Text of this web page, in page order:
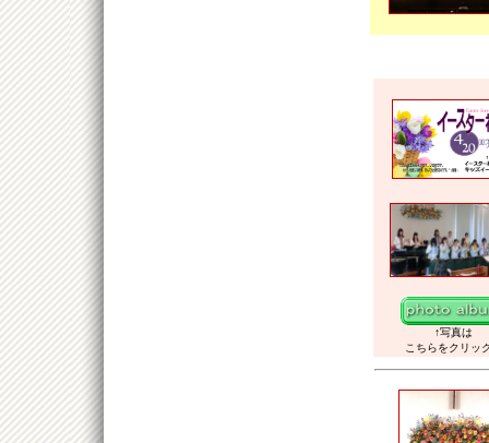
↑写真は
こちらをクリッ